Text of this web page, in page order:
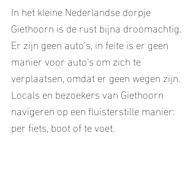
In het kleine Nederlandse dorpje
Giethoorn is de rust bijna droomachtig.
Er zijn geen auto's, in feite is er geen
manier voor auto's om zich te
verplaatsen, omdat er geen wegen zijn.
Locals en bezoekers van Giethoorn
navigeren op een fluisterstille manier:
per fiets, boot of te voet.